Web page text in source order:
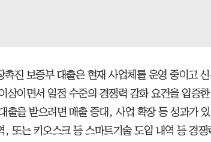
촉진 보증부 대출은 현재 사업체를 운영 중이고
상이면서 일정 수준의 경쟁력 강화 요건을 입증
출을 받으려면 매출 증대, 사업 확장 등 성과가
, 또는 키오스크 등 스마트기술 도입 내역 등 경